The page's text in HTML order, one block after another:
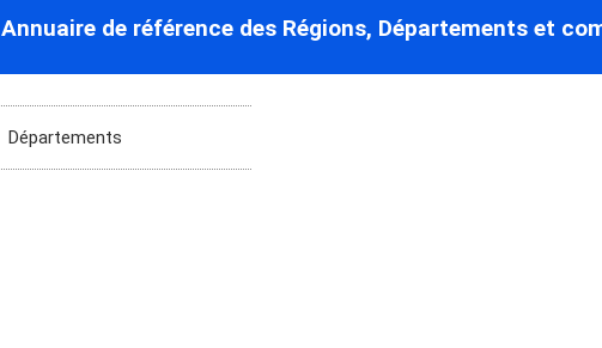
Annuaire de référence des Régions, Départements et
Départements